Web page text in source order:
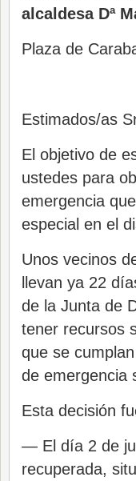
alcaldesa Dª
Plaza de
Estimados/as
El objetivo de
ustedes para
emergencia
especial en el
Unos vecinos
llevan ya 22
de la Junta de
tener recursos
que se
de emergencia
Esta decisión
— El día 2 de
recuperada,